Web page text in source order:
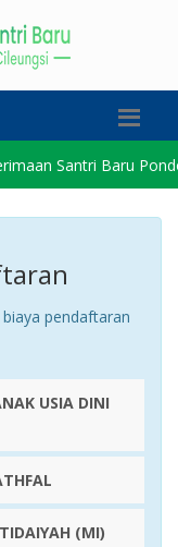
Santri Baru
pendaftaran
USIA DINI
(MI)